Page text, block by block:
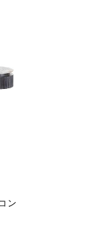
ン